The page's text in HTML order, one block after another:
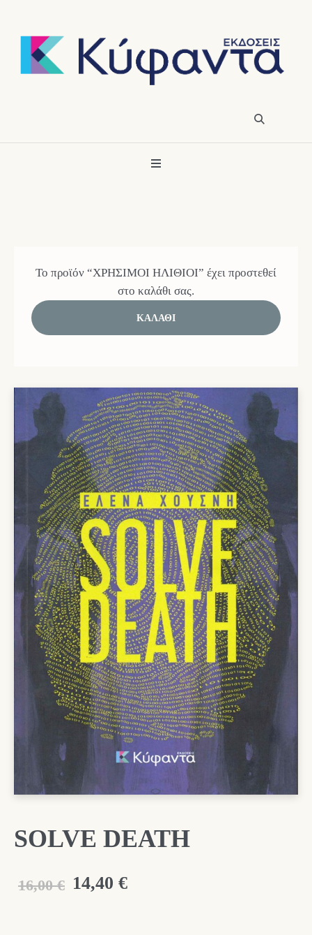
Το προϊόν “ΧΡΗΣΙΜΟΙ ΗΛΙΘΙΟΙ” έχει προστεθεί
στο καλάθι σας.
ΚΑΛΆΘΙ
SOLVE DEATH
16,00 € Original
14,40 €Η